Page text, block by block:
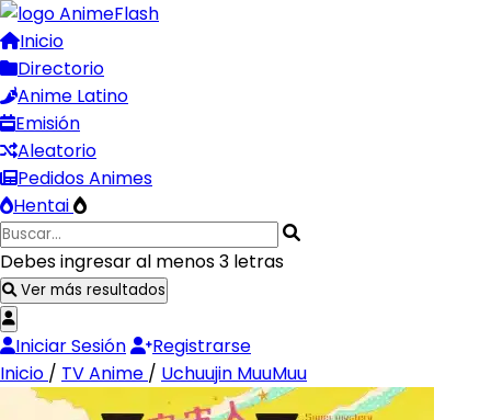
Inicio
Directorio
Anime Latino
Emisión
Aleatorio
Pedidos Animes
Hentai
Debes ingresar al menos 3 letras
Ver más resultados
Iniciar Sesión
Registrarse
Inicio / TV Anime / Uchuujin MuuMuu